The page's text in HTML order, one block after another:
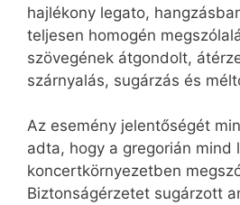
hajlékony legato,
teljesen homogén
szövegének átgondolt,
szárnyalás, sugárzás és
Az esemény jelentőségét
adta, hogy a gregorián mind
koncertkörnyezetben
Biztonságérzetet sugárzott